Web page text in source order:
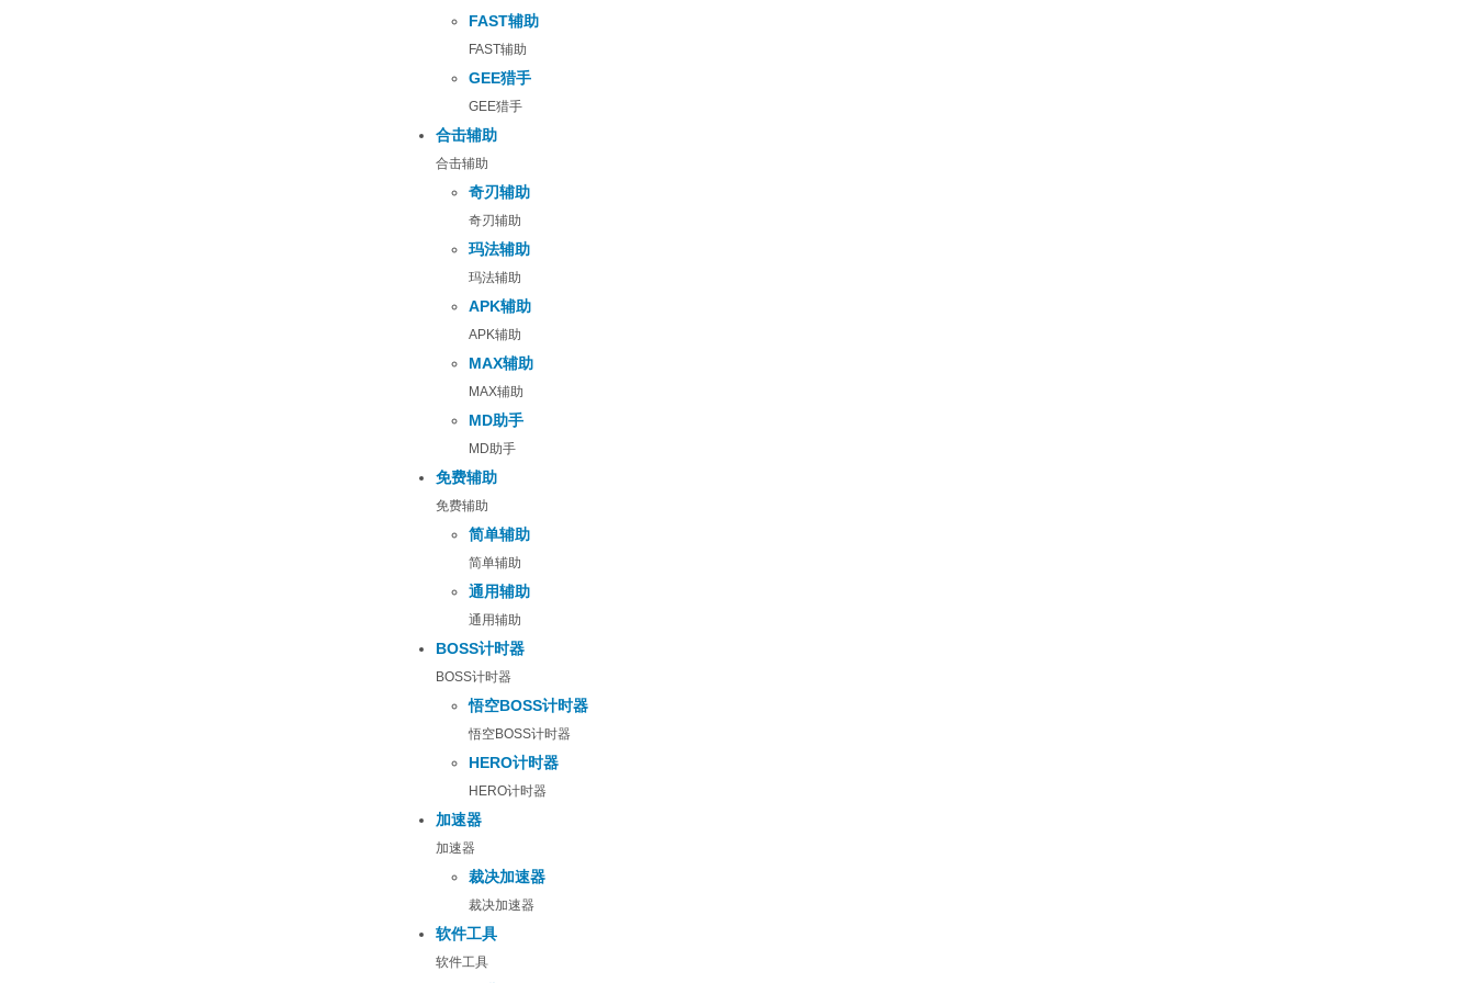
FAST辅助
FAST辅助
GEE猎手
GEE猎手
合击辅助
合击辅助
奇刃辅助
奇刃辅助
玛法辅助
玛法辅助
APK辅助
APK辅助
MAX辅助
MAX辅助
MD助手
MD助手
免费辅助
免费辅助
简单辅助
简单辅助
通用辅助
通用辅助
BOSS计时器
BOSS计时器
悟空BOSS计时器
悟空BOSS计时器
HERO计时器
HERO计时器
加速器
加速器
裁决加速器
裁决加速器
软件工具
软件工具